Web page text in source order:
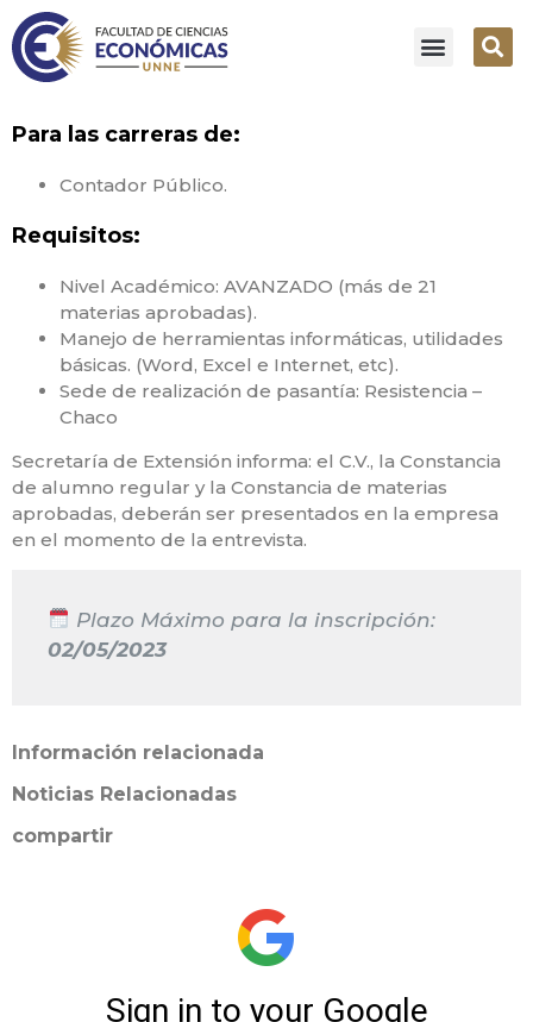
Para las carreras de:
Contador Público.
Requisitos:
Nivel Académico: AVANZADO (más de 21
materias aprobadas).
Manejo de herramientas informáticas, utilidades
básicas. (Word, Excel e Internet, etc).
Sede de realización de pasantía: Resistencia –
Chaco
Secretaría de Extensión informa: el C.V., la Constancia
de alumno regular y la Constancia de materias
aprobadas, deberán ser presentados en la empresa
en el momento de la entrevista.
Plazo Máximo para la inscripción:
02/05/2023
Información relacionada
Noticias Relacionadas
compartir